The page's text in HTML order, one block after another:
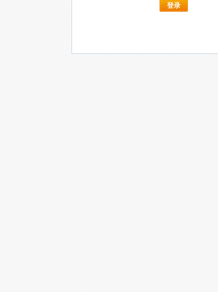
登录